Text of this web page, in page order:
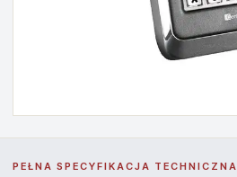
PEŁNA SPECYFIKACJA TECHNICZNA